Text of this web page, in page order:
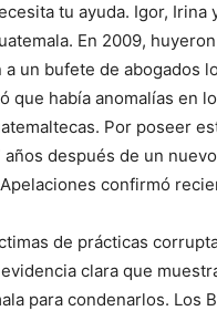
tu ayuda. Igor,
En 2009,
un bufete de abogados
que había anomalías en
Por poseer
años después de un
confirmó
de prácticas
evidencia clara que
para condenarlos. Los